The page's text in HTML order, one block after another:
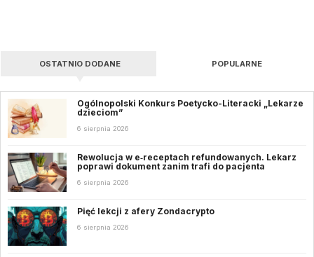
OSTATNIO DODANE POPULARNE
Ogólnopolski Konkurs Poetycko-Literacki „Lekarze
dzieciom”
6 sierpnia 2026
Rewolucja w e‑receptach refundowanych. Lekarz
poprawi dokument zanim trafi do pacjenta
6 sierpnia 2026
Pięć lekcji z afery Zondacrypto
6 sierpnia 2026